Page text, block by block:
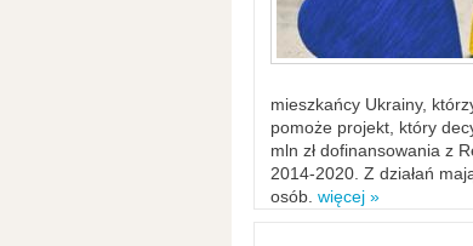
mieszkańcy Ukrainy,
pomoże projekt, który
mln zł dofinansowania z
2014-2020. Z działań
osób. więcej »